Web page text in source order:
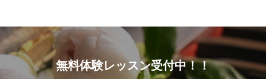
無料体験レッスン受付中！！